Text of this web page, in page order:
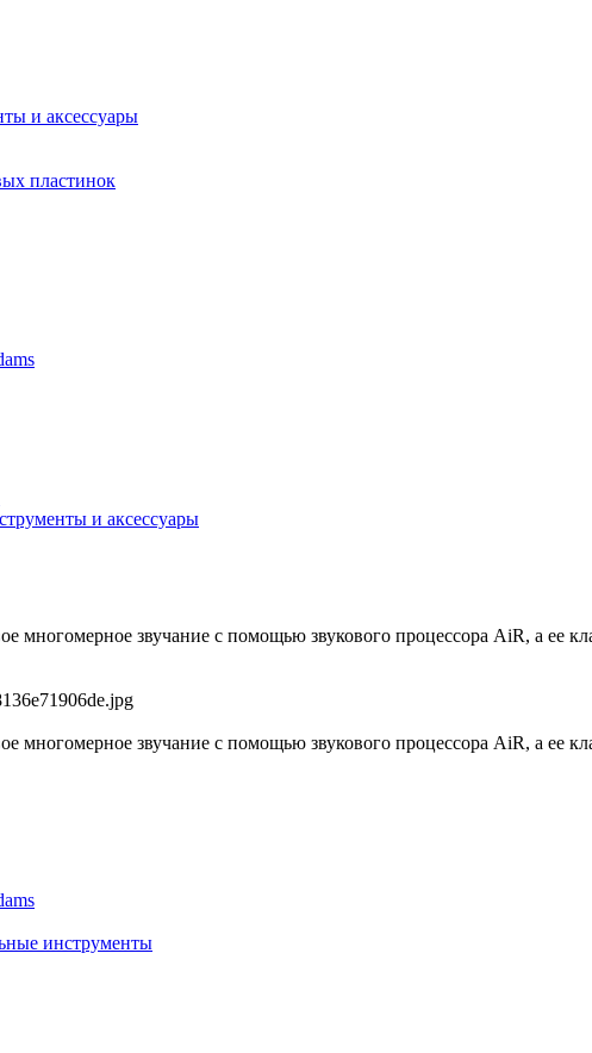
и аксессуары
пластинок
и аксессуары
многомерное звучание с помощью звукового процессора AiR, а ее
многомерное звучание с помощью звукового процессора AiR, а ее
инструменты